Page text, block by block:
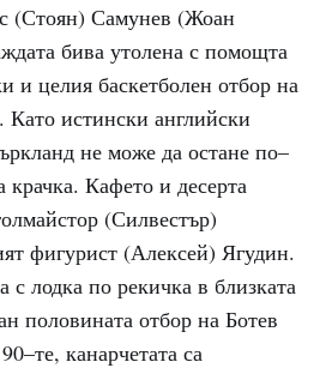
(Стоян) Самунев (Жоан
бива утолена с помощта
и целия баскетболен отбор на
истински английски
не може да остане по–
Кафето и десерта
(Силвестър)
фигурист (Алексей) Ягудин.
с лодка по рекичка в близката
половината отбор на Ботев
канарчетата са